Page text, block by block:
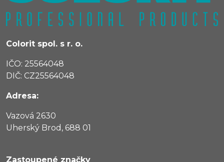
Colorit spol. s r. o.
IČO: 25564048
DIČ: CZ25564048
Adresa:
Vazová 2630
Uherský Brod, 688 01
Zastoupené značky